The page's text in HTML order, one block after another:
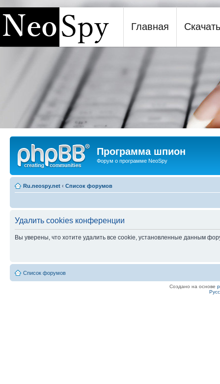
Программа шпион NeoSpy
Главная Скачать
Программа шпион
Форум о программе NeoSpy
Ru.neospy.net ‹ Список форумов
Удалить cookies конференции
Вы уверены, что хотите удалить все cookie, установленные данным
Список форумов
Создано на основе